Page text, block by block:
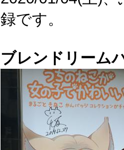
録です。
ブレンドリーム